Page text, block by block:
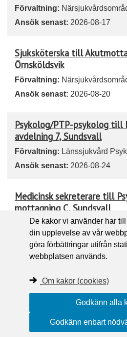
Förvaltning:
Ansök senast: 2026-08-17
Sjuksköterska till
Örnsköldsvik
Förvaltning:
Ansök senast: 2026-08-20
Psykolog/PTP-psykolog till
avdelning 7, Sundsvall
Förvaltning: Länssjukvård
Ansök senast: 2026-08-24
Medicinsk sekreterare till
mottagning C, Sundsvall
Förvaltning:Länssjukvård
Ansök senast:2026-08-24
Sundsvall
Förvaltning:Länssjukvård
De kakor vi använder har
din upplevelse av vår
göra förbättringar utifrån
webbplatsen används.
Om kakor (cookies)
Godkänn alla
Godkänn enbart